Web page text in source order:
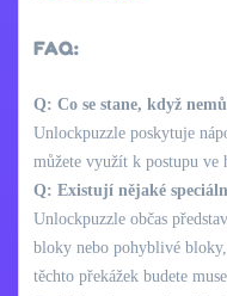
FAQ:
Q: Co se stane, když
Unlockpuzzle poskytuje
můžete využít k postupu ve
Q: Existují nějaké
Unlockpuzzle občas
bloky nebo pohyblivé
těchto překážek budete